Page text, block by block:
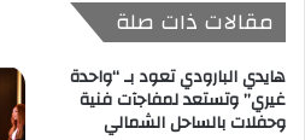
مقالات ذات صلة
هايدي البارودي تعود بـ “واحدة
غيري” وتستعد لمفاجآت فنية
وحفلات بالساحل الشمالي